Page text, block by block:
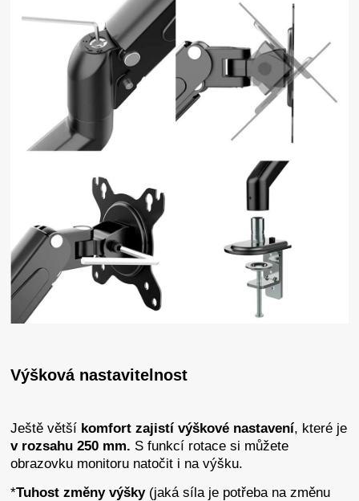
Výšková nastavitelnost
Ještě větší komfortzajistívýškové nastavení, které je
v rozsahu 250 mm. S funkcí rotace si můžete
obrazovku monitoru natočit i na výšku.
*Tuhost změny výšky(jaká síla je potřeba na změnu